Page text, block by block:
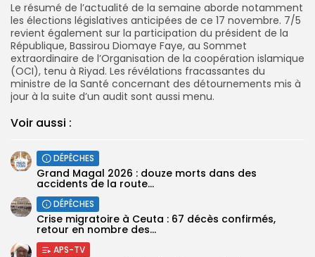
Le résumé de l’actualité de la semaine aborde notamment
les élections législatives anticipées de ce 17 novembre. 7/5
revient également sur la participation du président de la
République, Bassirou Diomaye Faye, au Sommet
extraordinaire de l’Organisation de la coopération islamique
(OCI), tenu à Riyad. Les révélations fracassantes du
ministre de la Santé concernant des détournements mis à
jour à la suite d’un audit sont aussi menu.
Voir aussi :
DÉPÊCHES
Grand Magal 2026 : douze morts dans des
accidents de la route...
DÉPÊCHES
Crise migratoire à Ceuta : 67 décès confirmés,
retour en nombre des...
APS-TV